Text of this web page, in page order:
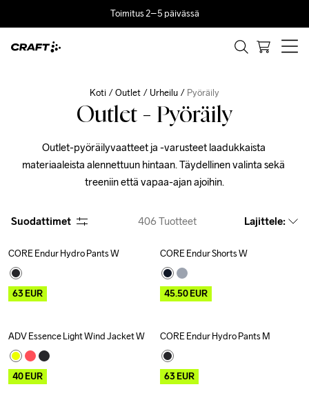
Toimitus 2–5 päivässä
Koti Outlet Urheilu Pyöräily
Outlet - Pyöräily
Outlet-pyöräilyvaatteet ja -varusteet laadukkaista
materiaaleista alennettuun hintaan. Täydellinen valinta sekä
treeniin että vapaa-ajan ajoihin.
Suodattimet 406 Tuotteet Lajittele:
Outlet Recycled
CORE Endur Hydro Pants W
63EUR
Outlet
CORE Endur Shorts W
45.50EUR
Outlet Recycled
ADV Essence Light Wind Jacket W
40EUR
Outlet Recycled
CORE Endur Hydro Pants M
63EUR